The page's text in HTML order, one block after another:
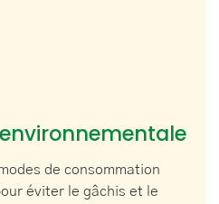
de consommation
éviter le gâchis et le